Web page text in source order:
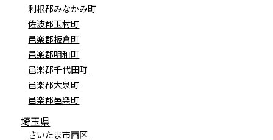
利根郡みなかみ町
佐波郡玉村町
邑楽郡板倉町
邑楽郡明和町
邑楽郡千代田町
邑楽郡大泉町
邑楽郡邑楽町
埼玉県
さいたま市西区